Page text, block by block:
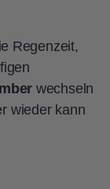
Regenzeit,
wechseln
wieder kann